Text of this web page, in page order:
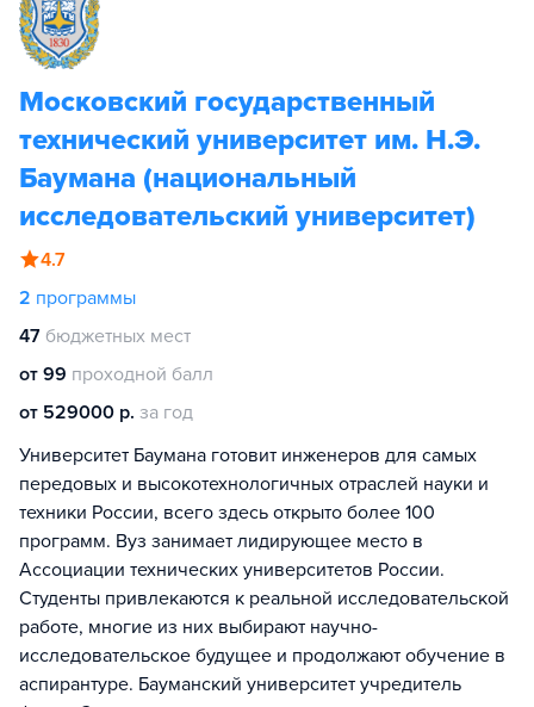
Московский государственный
технический университет им. Н.Э.
Баумана (национальный
исследовательский университет)
4.7
2 программы
47 бюджетных мест
от 99 проходной балл
от 529000 р. за год
Университет Баумана готовит инженеров для самых
передовых и высокотехнологичных отраслей науки и
техники России, всего здесь открыто более 100
программ. Вуз занимает лидирующее место в
Ассоциации технических университетов России.
Студенты привлекаются к реальной исследовательской
работе, многие из них выбирают научно-
исследовательское будущее и продолжают обучение в
аспирантуре. Бауманский университет учредитель